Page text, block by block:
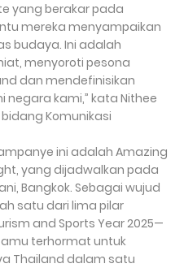
yang berakar pada
mereka menyampaikan
budaya. Ini adalah
menyoroti pesona
dan mendefinisikan
kami,” kata Nithee
bidang Komunikasi
ini adalah Amazing
yang dijadwalkan pada
Bangkok. Sebagai wujud
satu dari lima pilar
and Sports Year 2025—
terhormat untuk
Thailand dalam satu